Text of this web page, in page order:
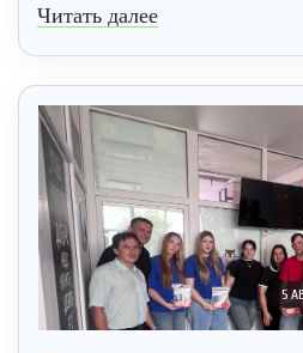
Читать далее
5